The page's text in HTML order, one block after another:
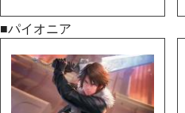
■パイオニア